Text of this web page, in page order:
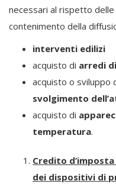
necessari al rispetto
contenimento della
interventi edilizi
acquisto di arredi
acquisto o sviluppo
svolgimento
acquisto di
temperatura.
Credito
dei dispositivi di